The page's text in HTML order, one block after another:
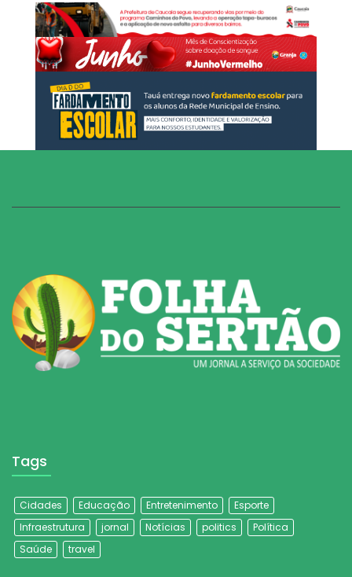
Tags
Cidades Educação Entretenimento
Esporte
Infraestrutura
jornal Notícias politics
Política
Saúde
travel